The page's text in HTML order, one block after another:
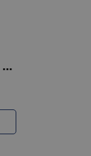
Flomasteri Ultra Jumbo,12 kr.